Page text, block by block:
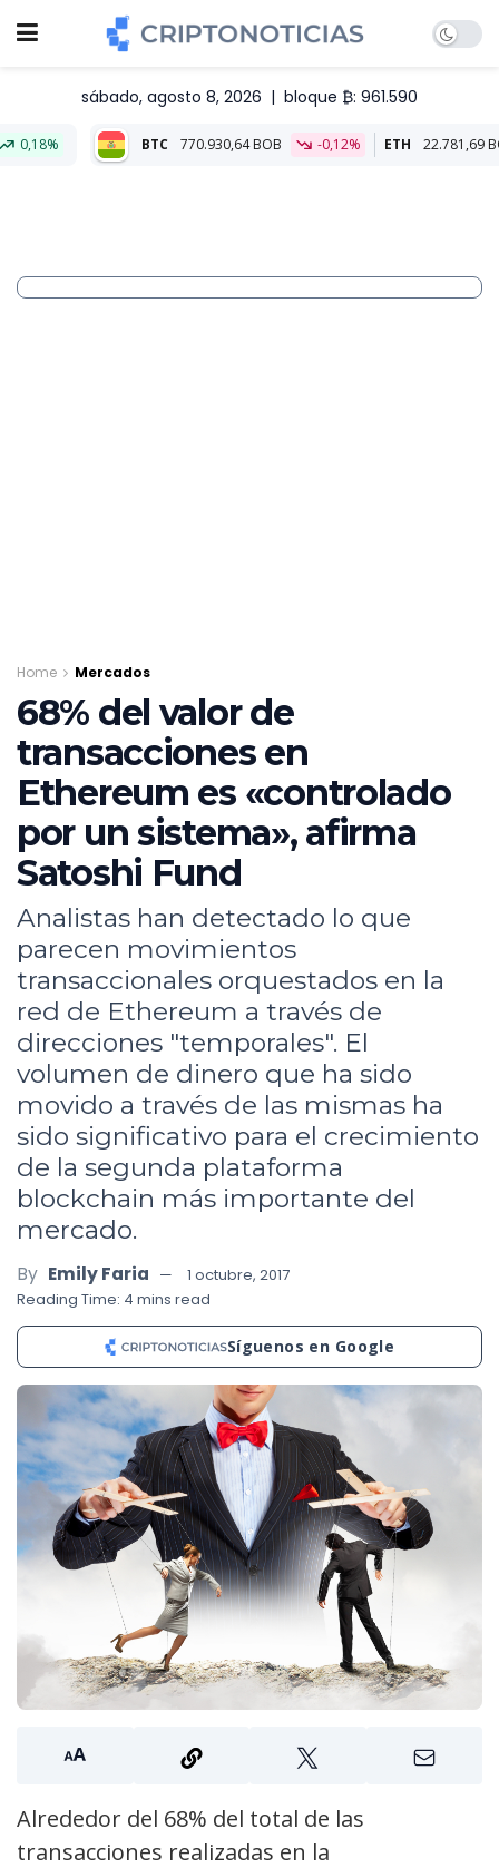
sábado, agosto 8, 2026 | bloque ₿: 961.590
BTC 770.930,64 BOB -0,12% ETH 22.781,69 BOB -0,14%
Home Mercados
68% del valor de
transacciones en
Ethereum es «controlado
por un sistema», afirma
Satoshi Fund
Analistas han detectado lo que
parecen movimientos
transaccionales orquestados en la
red de Ethereum a través de
direcciones "temporales". El
volumen de dinero que ha sido
movido a través de las mismas ha
sido significativo para el crecimiento
de la segunda plataforma
blockchain más importante del
mercado.
By Emily Faria
1 octubre, 2017
Reading Time: 4 mins read
Síguenos en Google
Alrededor del 68% del total de las
transacciones realizadas en la